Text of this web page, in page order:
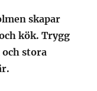
skapar
kök. Trygg
och stora